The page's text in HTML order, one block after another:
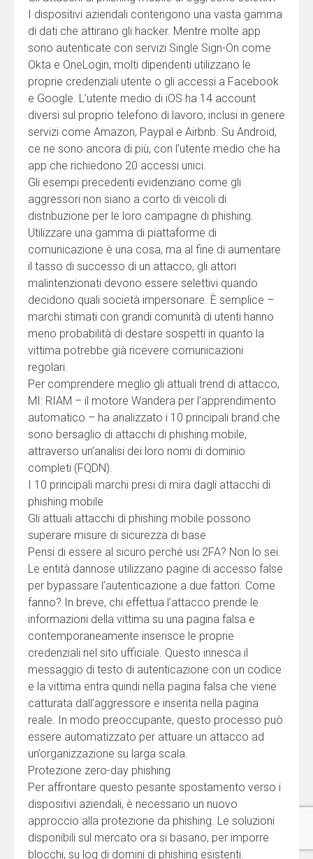
I dispositivi aziendali contengono una vasta gamma
di dati che attirano gli hacker. Mentre molte app
sono autenticate con servizi Single Sign-On come
Okta e OneLogin, molti dipendenti utilizzano le
proprie credenziali utente o gli accessi a Facebook
e Google. L’utente medio di iOS ha 14 account
diversi sul proprio telefono di lavoro, inclusi in genere
servizi come Amazon, Paypal e Airbnb. Su Android,
ce ne sono ancora di più, con l’utente medio che ha
app che richiedono 20 accessi unici.
Gli esempi precedenti evidenziano come gli
aggressori non siano a corto di veicoli di
distribuzione per le loro campagne di phishing.
Utilizzare una gamma di piattaforme di
comunicazione è una cosa, ma al fine di aumentare
il tasso di successo di un attacco, gli attori
malintenzionati devono essere selettivi quando
decidono quali società impersonare. È semplice –
marchi stimati con grandi comunità di utenti hanno
meno probabilità di destare sospetti in quanto la
vittima potrebbe già ricevere comunicazioni
regolari.
Per comprendere meglio gli attuali trend di attacco,
MI: RIAM – il motore Wandera per l’apprendimento
automatico – ha analizzato i 10 principali brand che
sono bersaglio di attacchi di phishing mobile,
attraverso un’analisi dei loro nomi di dominio
completi (FQDN).
I 10 principali marchi presi di mira dagli attacchi di
phishing mobile
Gli attuali attacchi di phishing mobile possono
superare misure di sicurezza di base
Pensi di essere al sicuro perché usi 2FA? Non lo sei.
Le entità dannose utilizzano pagine di accesso false
per bypassare l’autenticazione a due fattori. Come
fanno? In breve, chi effettua l’attacco prende le
informazioni della vittima su una pagina falsa e
contemporaneamente inserisce le proprie
credenziali nel sito ufficiale. Questo innesca il
messaggio di testo di autenticazione con un codice
e la vittima entra quindi nella pagina falsa che viene
catturata dall’aggressore e inserita nella pagina
reale. In modo preoccupante, questo processo può
essere automatizzato per attuare un attacco ad
un’organizzazione su larga scala.
Protezione zero-day phishing
Per affrontare questo pesante spostamento verso i
dispositivi aziendali, è necessario un nuovo
approccio alla protezione da phishing. Le soluzioni
disponibili sul mercato ora si basano, per imporre
blocchi, su log di domini di phishing esistenti.